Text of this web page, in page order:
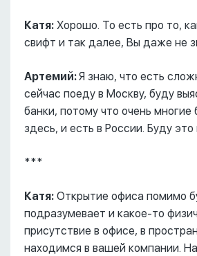
Катя: Хорошо. То есть про то,
свифт и так далее, Вы даже не
Артемий:Я знаю, что есть
сейчас поеду в Москву, буду
банки, потому что очень многие
здесь, и есть в России. Буду это
***
Катя: Открытие офиса помимо
подразумевает и какое-то
присутствие в офисе, в
находимся в вашей компании.